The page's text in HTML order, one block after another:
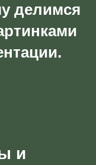
делимся
и